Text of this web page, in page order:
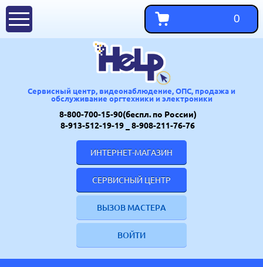
Сервисный центр, видеонаблюдение, ОПС, продажа и
обслуживание оргтехники и электроники
8-800-700-15-90(беспл. по России)
8-913-512-19-19
_ 8-908-211-76-76
ИНТЕРНЕТ-МАГАЗИН
СЕРВИСНЫЙ ЦЕНТР
ВЫЗОВ МАСТЕРА
ВОЙТИ
0